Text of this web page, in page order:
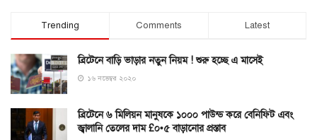
Trending Comments Latest
ব্রিটেনে বাড়ি ভাড়ার নতুন নিয়ম ! শুরু হচ্ছে এ মাসেই
১৬ নভেম্বর ২০২০
ব্রিটেনে ৬ মিলিয়ন মানুষকে ১০০০ পাউন্ড করে বেনিফিট এবং
জ্বালানি তেলের দাম £০•৫ বাড়ানোর প্রস্তাব